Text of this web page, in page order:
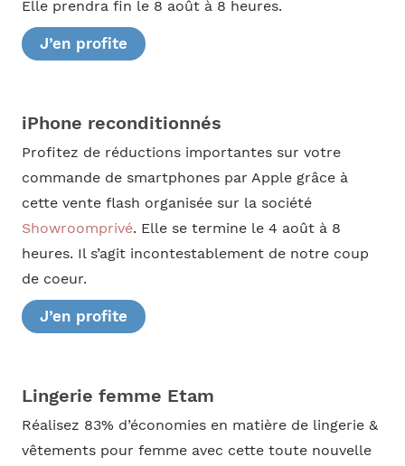
Elle prendra fin le 8 août à 8 heures.
J’en profite
iPhone reconditionnés
Profitez de réductions importantes sur votre
commande de smartphones par Apple grâce à
cette vente flash organisée sur la société
Showroomprivé. Elle se termine le 4 août à 8
heures. Il s’agit incontestablement de notre coup
de coeur.
J’en profite
Lingerie femme Etam
Réalisez 83% d’économies en matière de lingerie &
vêtements pour femme avec cette toute nouvelle